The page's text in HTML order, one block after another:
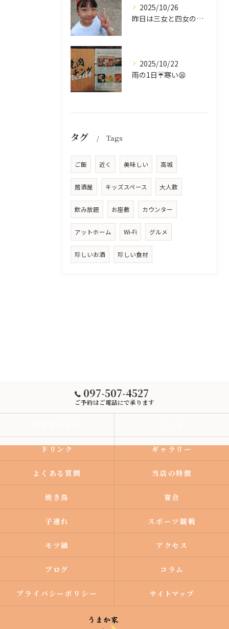
2025/10/26
昨日は三女と四女の運動会🥰
2025/10/22
雨の1日☔寒い😫
タグ Tags
ご飯 近く 美味しい 高城
居酒屋 キッズスペース 大人数
飲み放題 お座敷 カウンター
アットホーム Wi-Fi グルメ
珍しいお酒 珍しい食材
097-507-4527
ご予約はご電話にで承ります
ドリンク ギャラリー
よくある質問 当店の特徴
焼き鳥 宴会
子連れ スポーツ観戦
モツ鍋 アクセス
ブログ コラム
プライバシーポリシー サイトマップ